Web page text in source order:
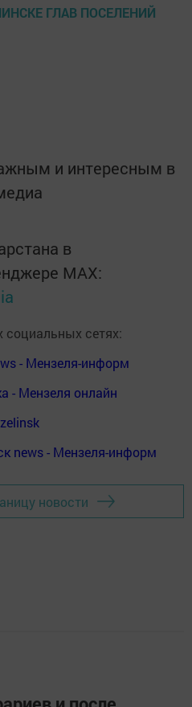
и интересным в
в
MАХ:
социальных сетях:
- Мензеля-информ
- Мензеля онлайн
news - Мензеля-информ
новости